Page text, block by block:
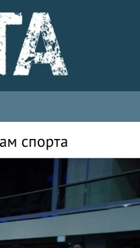
спорта